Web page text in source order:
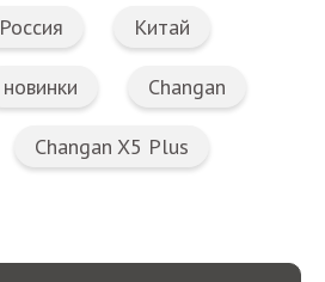
Россия Китай
новинки Changan
Changan X5 Plus